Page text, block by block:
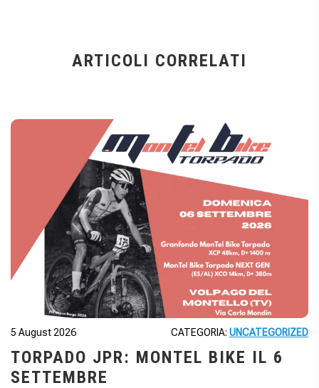
ARTICOLI CORRELATI
5 August 2026 CATEGORIA: UNCATEGORIZED
TORPADO JPR: MONTEL BIKE IL 6
SETTEMBRE